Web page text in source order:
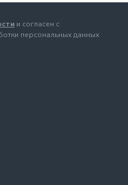
и согласен с
персональных данных